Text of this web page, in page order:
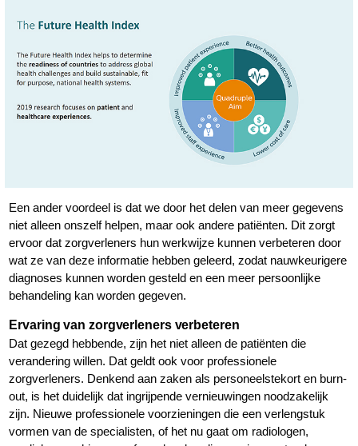
Een ander voordeel is dat we door het delen van meer gegevens
niet alleen onszelf helpen, maar ook andere patiënten. Dit zorgt
ervoor dat zorgverleners hun werkwijze kunnen verbeteren door
wat ze van deze informatie hebben geleerd, zodat nauwkeurigere
diagnoses kunnen worden gesteld en een meer persoonlijke
behandeling kan worden gegeven.
Ervaring van zorgverleners verbeteren
Dat gezegd hebbende, zijn het niet alleen de patiënten die
verandering willen. Dat geldt ook voor professionele
zorgverleners. Denkend aan zaken als personeelstekort en burn-
out, is het duidelijk dat ingrijpende vernieuwingen noodzakelijk
zijn. Nieuwe professionele voorzieningen die een verlengstuk
vormen van de specialisten, of het nu gaat om radiologen,